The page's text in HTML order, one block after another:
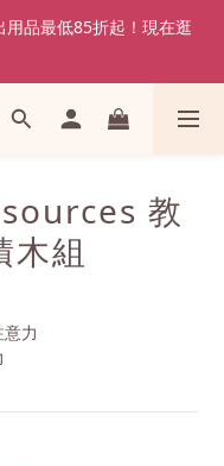
品最低85折起！現在逛
教
木組
力